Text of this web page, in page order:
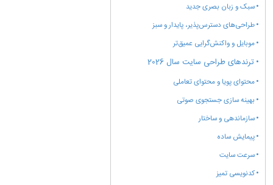
سبک و زبان بصری جدید
طراحی‌های دسترس‌پذیر، پایدار و سبز
موبایل و واکنش‌گرایی عمیق‌تر
ترندهای طراحی سایت سال 2026
محتوای پویا و محتوای تعاملی
بهینه سازی جستجوی صوتی
سازماندهی و ساختار
پیمایش ساده
سرعت سایت
کدنویسی تمیز